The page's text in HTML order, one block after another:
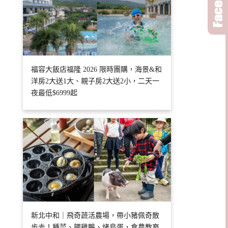
福容大飯店福隆 2026 限時團購，海景&和
洋房2大送1大、親子房2大送2小，二天一
夜最低$6999起
新北中和｜飛奇蔬活農場，帶小豬佩奇散